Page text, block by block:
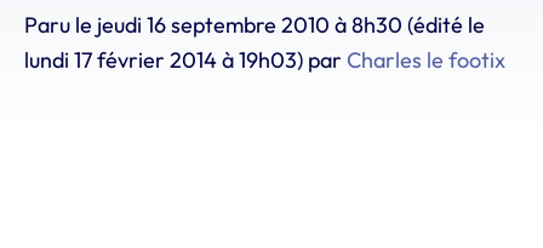
Paru le jeudi 16 septembre 2010 à 8h30 (édité le
lundi 17 février 2014 à 19h03) par Charles le footix